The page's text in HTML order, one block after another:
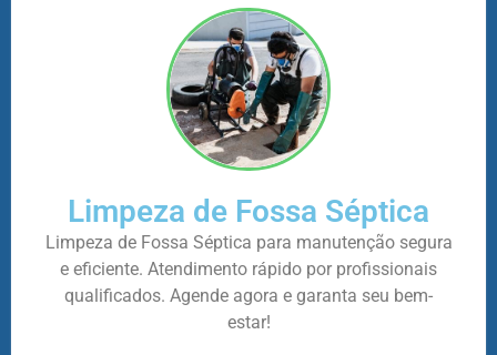
Limpeza de Fossa Séptica
Limpeza de Fossa Séptica para manutenção segura
e eficiente. Atendimento rápido por profissionais
qualificados. Agende agora e garanta seu bem-
estar!